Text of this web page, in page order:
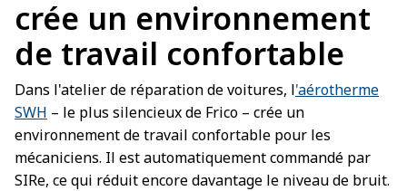
crée un environnement
de travail confortable
Dans l'atelier de réparation de voitures, l'aérotherme
SWH – le plus silencieux de Frico – crée un
environnement de travail confortable pour les
mécaniciens. Il est automatiquement commandé par
SIRe, ce qui réduit encore davantage le niveau de bruit.